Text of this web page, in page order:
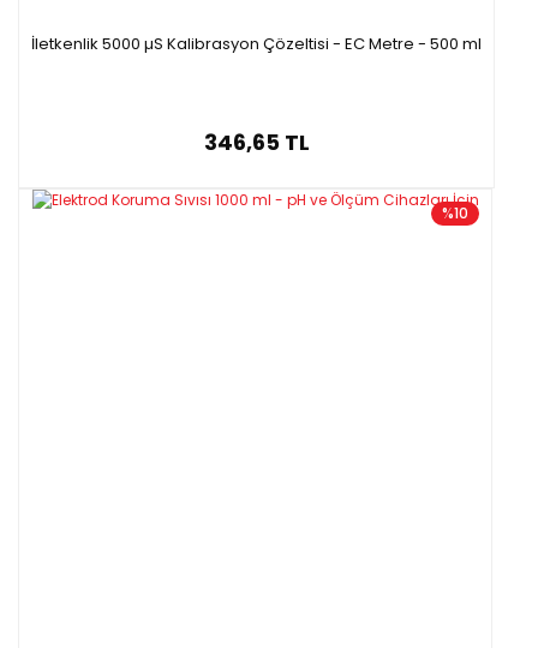
İletkenlik 5000 µS Kalibrasyon Çözeltisi - EC Metre - 500 ml
346,65 TL
%10